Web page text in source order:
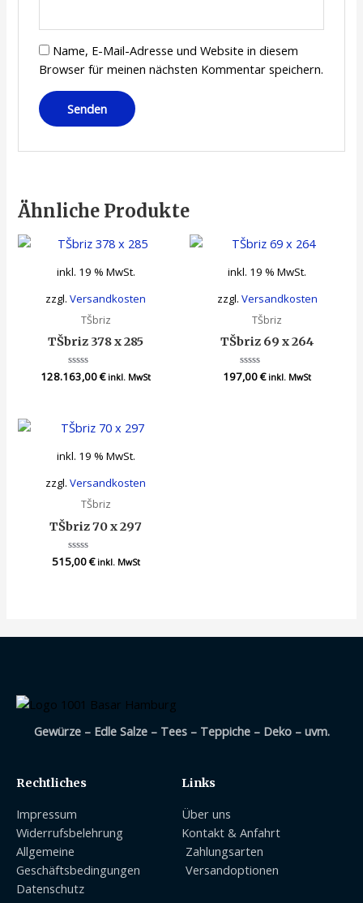
Name, E-Mail-Adresse und Website in diesem
Browser für meinen nächsten Kommentar speichern.
Ähnliche Produkte
inkl. 19 % MwSt.
zzgl.Versandkosten
TŠbriz
TŠbriz 378 x 285
Bewertet
mit
128.163,00€ inkl. MwSt
inkl. 19 % MwSt.
zzgl. Versandkosten
TŠbriz
TŠbriz 69 x 264
Bewertet
mit
197,00€ inkl. MwSt
inkl. 19 % MwSt.
zzgl.Versandkosten
TŠbriz
TŠbriz 70 x 297
Bewertet
mit
515,00€ inkl. MwSt
Gewürze – Edle Salze – Tees – Teppiche – Deko – uvm.
Rechtliches
Impressum
Widerrufsbelehrung
Allgemeine
Geschäftsbedingungen
Datenschutz
Links
Über uns
Kontakt & Anfahrt
Zahlungsarten
Versandoptionen